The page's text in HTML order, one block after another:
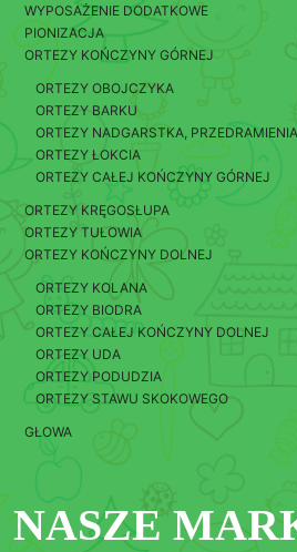
WYPOSAŻENIE DODATKOWE
PIONIZACJA
ORTEZY KOŃCZYNY GÓRNEJ
ORTEZY OBOJCZYKA
ORTEZY BARKU
ORTEZY NADGARSTKA,
ORTEZY ŁOKCIA
ORTEZY CAŁEJ KOŃCZYNY GÓRNEJ
ORTEZY KRĘGOSŁUPA
ORTEZY TUŁOWIA
ORTEZY KOŃCZYNY DOLNEJ
ORTEZY KOLANA
ORTEZY BIODRA
ORTEZY CAŁEJ KOŃCZYNY DOLNEJ
ORTEZY UDA
ORTEZY PODUDZIA
ORTEZY STAWU SKOKOWEGO
GŁOWA
NASZE